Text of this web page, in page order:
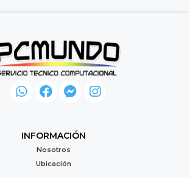
INFORMACIÓN
Nosotros
Ubicación